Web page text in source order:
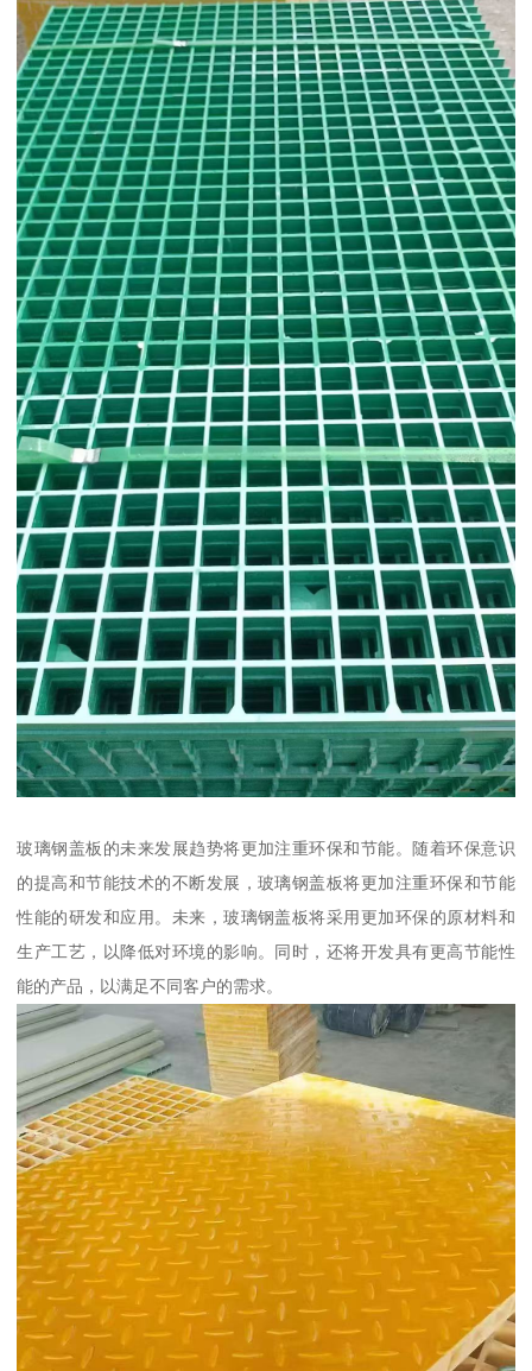
玻璃钢盖板的未来发展趋势将更加注重环保和节能。随着环保意识
的提高和节能技术的不断发展，玻璃钢盖板将更加注重环保和节能
性能的研发和应用。未来，玻璃钢盖板将采用更加环保的原材料和
生产工艺，以降低对环境的影响。同时，还将开发具有更高节能性
能的产品，以满足不同客户的需求。